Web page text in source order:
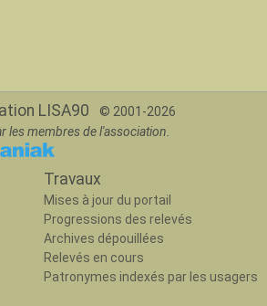
LISA90
© 2001-2026
les membres de l'association.
Travaux
Mises à jour du portail
Progressions des relevés
Archives dépouillées
Relevés en cours
Patronymes indexés par les usagers